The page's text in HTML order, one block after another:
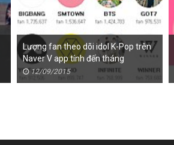
Lượng fan theo dõi idol K-Pop trên
Naver V app tính đến tháng
12/2015
12/09/2015